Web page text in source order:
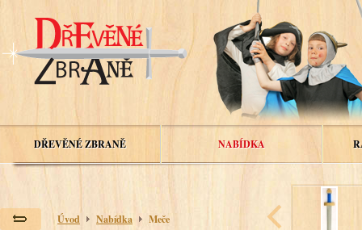
DŘEVĚNÉ ZBRANĚ NABÍDKA
Úvod Nabídka Meče